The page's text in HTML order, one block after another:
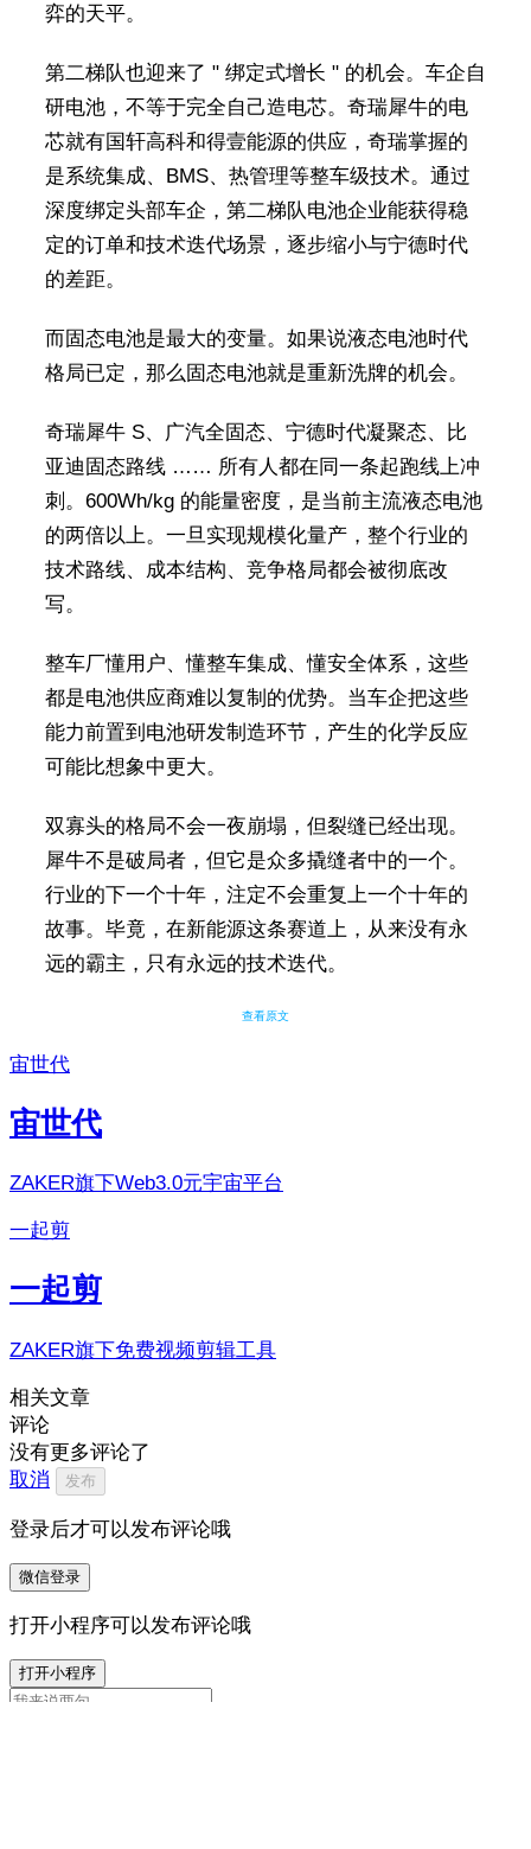
弈的天平。
第二梯队也迎来了 " 绑定式增长 " 的机会。车企自
研电池，不等于完全自己造电芯。奇瑞犀牛的电
芯就有国轩高科和得壹能源的供应，奇瑞掌握的
是系统集成、BMS、热管理等整车级技术。通过
深度绑定头部车企，第二梯队电池企业能获得稳
定的订单和技术迭代场景，逐步缩小与宁德时代
的差距。
而固态电池是最大的变量。如果说液态电池时代
格局已定，那么固态电池就是重新洗牌的机会。
奇瑞犀牛 S、广汽全固态、宁德时代凝聚态、比
亚迪固态路线 …… 所有人都在同一条起跑线上冲
刺。600Wh/kg 的能量密度，是当前主流液态电池
的两倍以上。一旦实现规模化量产，整个行业的
技术路线、成本结构、竞争格局都会被彻底改
写。
整车厂懂用户、懂整车集成、懂安全体系，这些
都是电池供应商难以复制的优势。当车企把这些
能力前置到电池研发制造环节，产生的化学反应
可能比想象中更大。
双寡头的格局不会一夜崩塌，但裂缝已经出现。
犀牛不是破局者，但它是众多撬缝者中的一个。
行业的下一个十年，注定不会重复上一个十年的
故事。毕竟，在新能源这条赛道上，从来没有永
远的霸主，只有永远的技术迭代。
查看原文
宙世代
宙世代
ZAKER旗下Web3.0元宇宙平台
一起剪
一起剪
ZAKER旗下免费视频剪辑工具
相关文章
评论
没有更多评论了
取消
发布
登录后才可以发布评论哦
微信登录
打开小程序可以发布评论哦
打开小程序